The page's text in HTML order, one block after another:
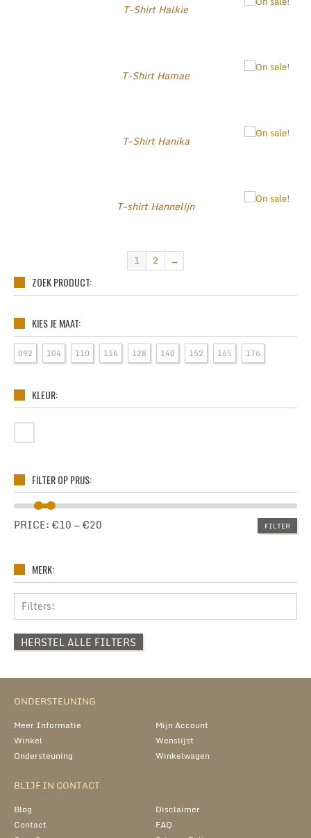
T-Shirt Halkie
T-Shirt Hamae
T-Shirt Hanika
T-shirt Hannelijn
1 2 →
ZOEK PRODUCT:
KIES JE MAAT:
092 104 110 116 128 140 152 165 176
KLEUR:
FILTER OP PRIJS:
FILTER
PRICE: €10 —€20
MERK:
Filters:
HERSTEL ALLE FILTERS
ONDERSTEUNING
Meer Informatie
Mijn Account
Winkel
Wenslijst
Ondersteuning
Winkelwagen
BLIJF IN CONTACT
Blog
Disclaimer
Contact
FAQ